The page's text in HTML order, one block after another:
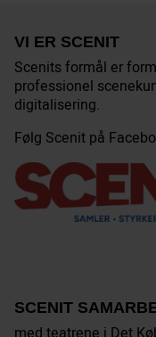
VI ER SCENIT
Scenits formål er
professionel
digitalisering.
Følg Scenit på
SCENIT